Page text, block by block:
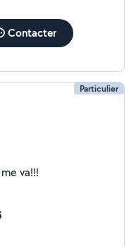
Contacter
Particulier
va!!!